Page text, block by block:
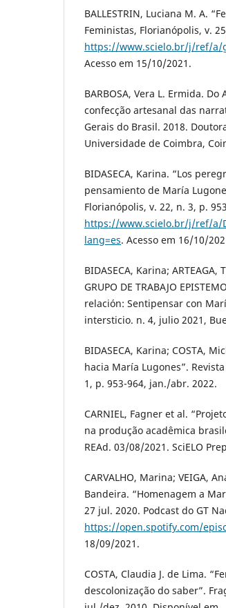
BALLESTRIN, Luciana M. A.
Feministas, Florianópolis, v.
https://www.scielo.br/j/ref/a/
Acesso em 15/10/2021.
BARBOSA, Vera L. Ermida.
confecção artesanal das
Gerais do Brasil. 2018.
Universidade de Coimbra,
BIDASECA, Karina. “Los
pensamiento de María
Florianópolis, v. 22, n. 3, p.
https://www.scielo.br/j/ref/a/
lang=es. Acesso em 16/10/
BIDASECA, Karina;
GRUPO DE TRABAJO
relación: Sentipensar con
intersticio. n. 4, julio 2021,
BIDASECA, Karina; COSTA,
hacia María Lugones”.
1, p. 953-964, jan./abr. 2022.
CARNIEL, Fagner et al.
na produção acadêmica
REAd. 03/08/2021. SciELO
CARVALHO, Marina; VEIGA,
Bandeira. “Homenagem a
27 jul. 2020. Podcast do GT
https://open.spotify.com/
18/09/2021.
COSTA, Claudia J. de Lima.
descolonização do saber”.